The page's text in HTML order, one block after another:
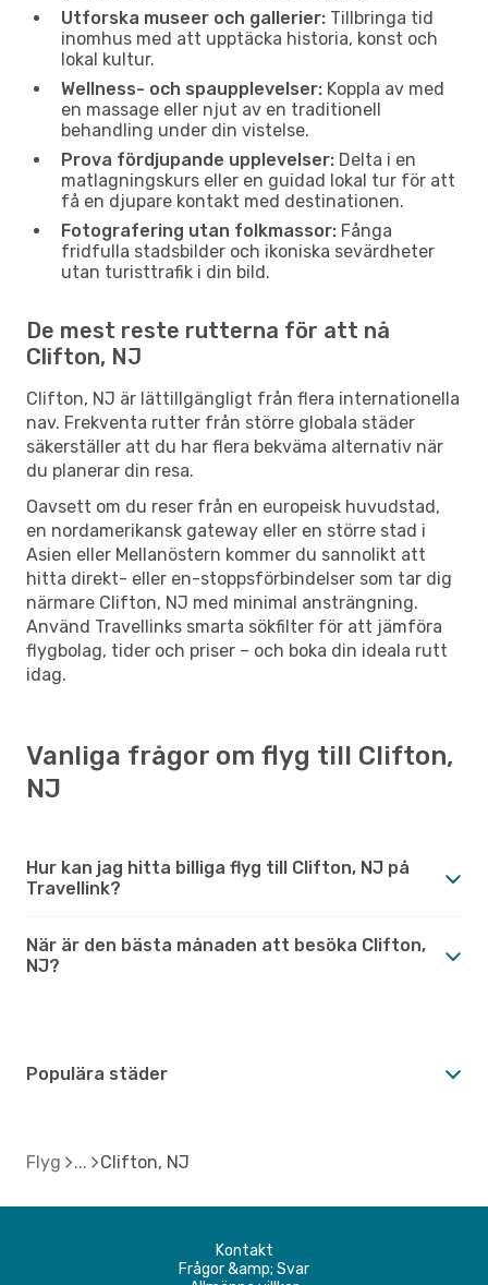
Utforska museer och gallerier: Tillbringa tid
inomhus med att upptäcka historia, konst och
lokal kultur.
Wellness- och spaupplevelser: Koppla av med
en massage eller njut av en traditionell
behandling under din vistelse.
Prova fördjupande upplevelser: Delta i en
matlagningskurs eller en guidad lokal tur för att
få en djupare kontakt med destinationen.
Fotografering utan folkmassor: Fånga
fridfulla stadsbilder och ikoniska sevärdheter
utan turisttrafik i din bild.
De mest reste rutterna för att nå
Clifton, NJ
Clifton, NJ är lättillgängligt från flera internationella
nav. Frekventa rutter från större globala städer
säkerställer att du har flera bekväma alternativ när
du planerar din resa.
Oavsett om du reser från en europeisk huvudstad,
en nordamerikansk gateway eller en större stad i
Asien eller Mellanöstern kommer du sannolikt att
hitta direkt- eller en-stoppsförbindelser som tar dig
närmare Clifton, NJ med minimal ansträngning.
Använd Travellinks smarta sökfilter för att jämföra
flygbolag, tider och priser – och boka din ideala rutt
idag.
Vanliga frågor om flyg till Clifton,
NJ
Hur kan jag hitta billiga flyg till Clifton, NJ på
Travellink?
När är den bästa månaden att besöka Clifton,
NJ?
Populära städer
Flyg Clifton, NJ
Kontakt
Frågor &amp; Svar